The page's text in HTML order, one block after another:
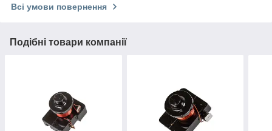
Всі умови повернення
Подібні товари компанії